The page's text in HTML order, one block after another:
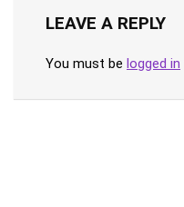
LEAVE A REPLY
You must be logged in